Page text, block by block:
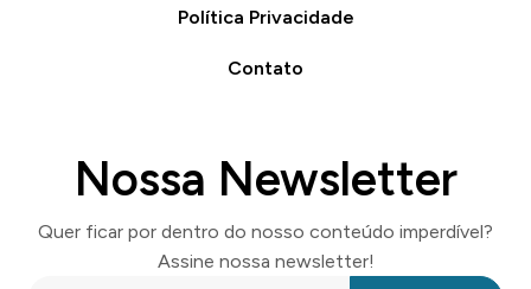
Política Privacidade
Contato
Nossa Newsletter
Quer ficar por dentro do nosso conteúdo imperdível?
Assine nossa newsletter!